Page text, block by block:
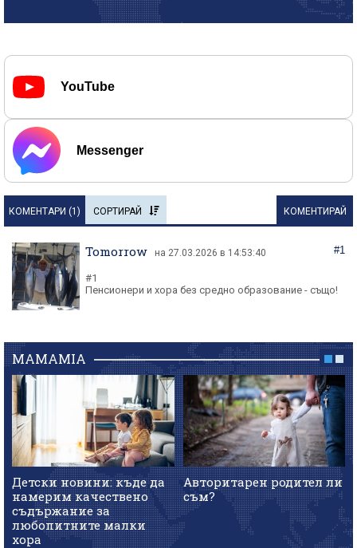
YouTube
Messenger
КОМЕНТАРИ (1 ) СОРТИРАЙ КОМЕНТИРАЙ
Tomorrow на 27.03.2026 в 14:53:40 #1
#1
Пенсионери и хора без средно образование - също!
MAMAMIA
Детски новини: къде да
намерим качествено
съдържание за
любопитните малки
хора
Авторитарен родител ли
съм?